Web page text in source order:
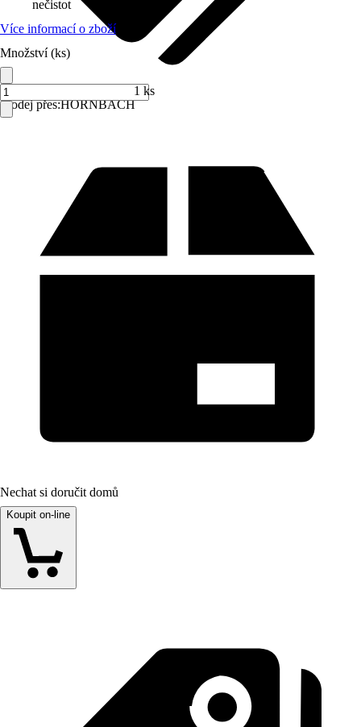
Prodej přes:HORNBACH
nečistot
Více informací o zboží
Množství (ks)
1 ks
Nechat si doručit domů
Koupit on-line